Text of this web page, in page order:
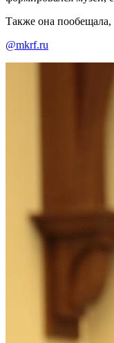
Также она пообещала,
@mkrf.ru